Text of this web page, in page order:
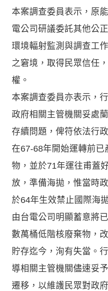
本案調查委員表示，原
電公司研議委託其他公
環境輻射監測與調查工
之窘境，取得民眾信任
權。
本案調查委員亦表示，
政府相關主管機關妥處
存續問題，俾符依法行
在67-68年開始運轉前
物，並於71年運往甫蓋
放，準備海拋，惟當時
於64年生效禁止國際海
由台電公司明顯蓄意將
數萬桶低階核廢棄物，
貯存迄今，洵有失當。
導相關主管機關儘速妥
遷移，以維護民眾對政